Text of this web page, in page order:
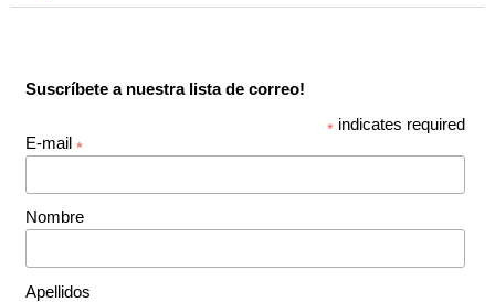
Suscríbete a nuestra lista de correo!
* indicates required
E-mail *
Nombre
Apellidos